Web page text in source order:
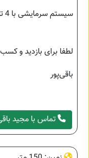
سیستم سرمایشی با 4 تا اسپلیت و گرمایشی پکیج و رادیاتور
لطفا برای بازدید و
باقی‌پور
تماس با مجید